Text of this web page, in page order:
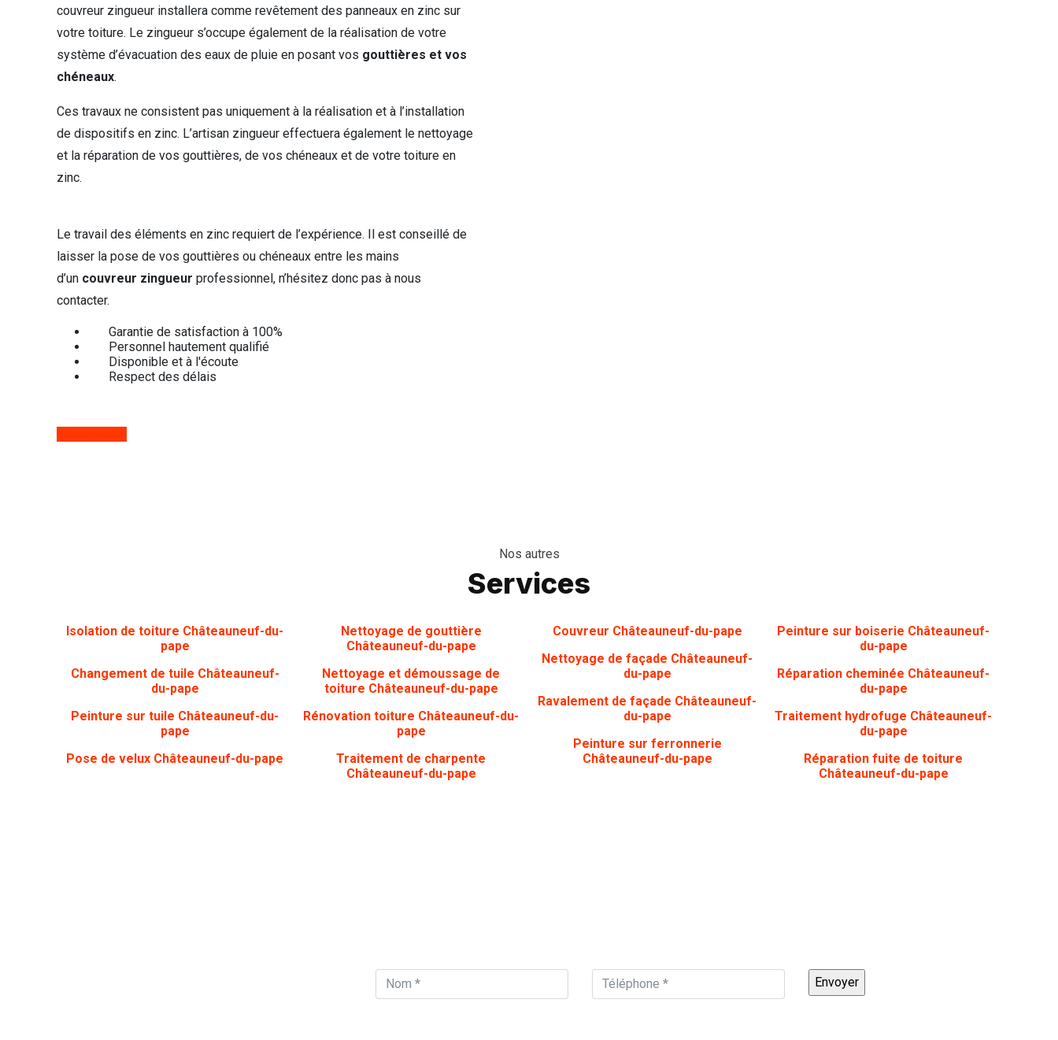
couvreur zingueur installera comme revêtement des panneaux en zinc sur
votre toiture. Le zingueur s’occupe également de la réalisation de votre
système d’évacuation des eaux de pluie en posant vos gouttières et vos
chéneaux.
Ces travaux ne consistent pas uniquement à la réalisation et à l’installation
de dispositifs en zinc. L’artisan zingueur effectuera également le nettoyage
et la réparation de vos gouttières, de vos chéneaux et de votre toiture en
zinc.
Le travail des éléments en zinc requiert de l’expérience. Il est conseillé de
laisser la pose de vos gouttières ou chéneaux entre les mains
d’un couvreur zingueur professionnel, n’hésitez donc pas à nous
contacter.
Garantie de satisfaction à 100%
Personnel hautement qualifié
Disponible et à l'écoute
Respect des délais
Nos autres
Services
Isolation de toiture Châteauneuf-du-
pape
Changement de tuile Châteauneuf-
du-pape
Peinture sur tuile Châteauneuf-du-
pape
Pose de velux Châteauneuf-du-pape
Nettoyage de gouttière
Châteauneuf-du-pape
Nettoyage et démoussage de
toiture Châteauneuf-du-pape
Rénovation toiture Châteauneuf-du-
pape
Traitement de charpente
Châteauneuf-du-pape
Couvreur Châteauneuf-du-pape
Nettoyage de façade Châteauneuf-
du-pape
Ravalement de façade Châteauneuf-
du-pape
Peinture sur ferronnerie
Châteauneuf-du-pape
Peinture sur boiserie Châteauneuf-
du-pape
Réparation cheminée Châteauneuf-
du-pape
Traitement hydrofuge Châteauneuf-
du-pape
Réparation fuite de toiture
Châteauneuf-du-pape
Envoyer